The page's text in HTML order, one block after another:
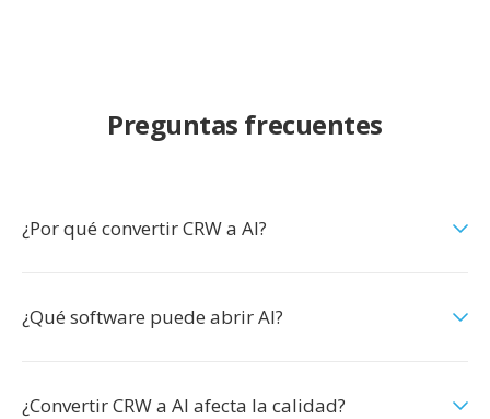
Preguntas frecuentes
¿Por qué convertir CRW a AI?
¿Qué software puede abrir AI?
¿Convertir CRW a AI afecta la calidad?